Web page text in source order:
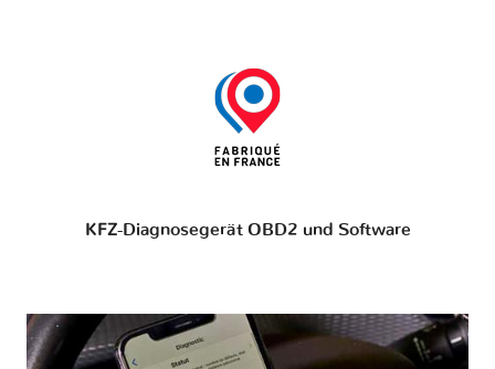
KFZ-Diagnosegerät OBD2 und Software